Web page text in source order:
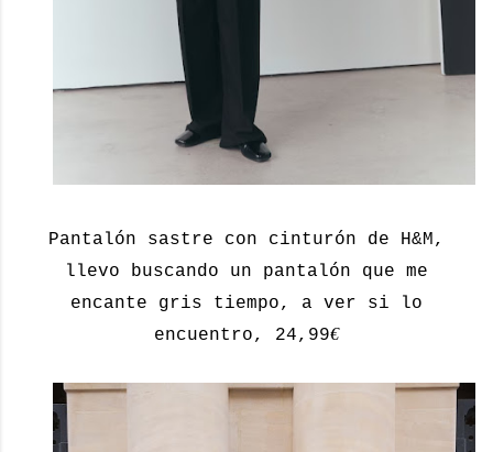
Pantalón sastre con cinturón de H&M,
llevo buscando un pantalón que me
encante gris tiempo, a ver si lo
encuentro, 24,99€